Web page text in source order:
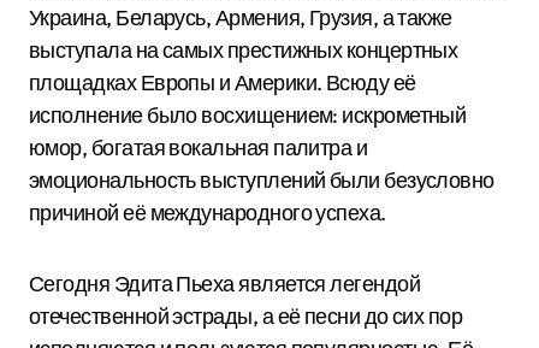
Украина, Беларусь, Армения, Грузия, а также
выступала на самых престижных концертных
площадках Европы и Америки. Всюду её
исполнение было восхищением: искрометный
юмор, богатая вокальная палитра и
эмоциональность выступлений были безусловно
причиной её международного успеха.
Сегодня Эдита Пьеха является легендой
отечественной эстрады, а её песни до сих пор